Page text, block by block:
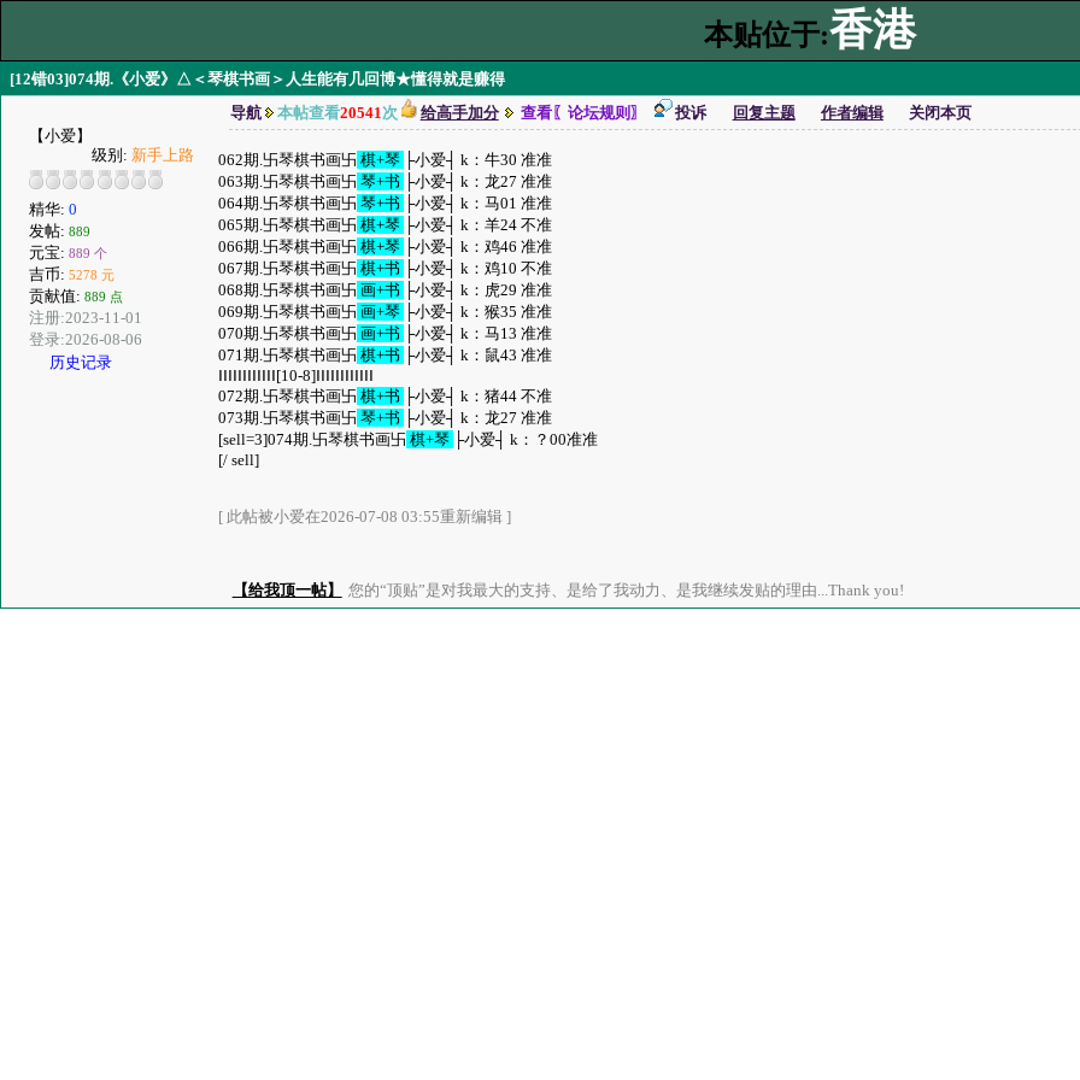
本贴位于:香港
[12错03]074期.《小爱》△＜琴棋书画＞人生能有几回博★懂得就是赚得
【小爱】
级别: 新手上路
精华: 0
发帖: 889
元宝: 889 个
吉币: 5278 元
贡献值: 889 点
注册:2023-11-01
登录:2026-08-06
历史记录
导航 本帖查看20541次 给高手加分 查看〖论坛规则〗 投诉 回复主题 作者编辑 关闭本页
062期.卐琴棋书画卐 棋+琴 ├小爱┤ k：牛30 准准
063期.卐琴棋书画卐 琴+书 ├小爱┤ k：龙27 准准
064期.卐琴棋书画卐 琴+书 ├小爱┤ k：马01 准准
065期.卐琴棋书画卐 棋+琴 ├小爱┤ k：羊24 不准
066期.卐琴棋书画卐 棋+琴 ├小爱┤ k：鸡46 准准
067期.卐琴棋书画卐 棋+书 ├小爱┤ k：鸡10 不准
068期.卐琴棋书画卐 画+书 ├小爱┤ k：虎29 准准
069期.卐琴棋书画卐 画+琴 ├小爱┤ k：猴35 准准
070期.卐琴棋书画卐 画+书 ├小爱┤ k：马13 准准
071期.卐琴棋书画卐 棋+书 ├小爱┤ k：鼠43 准准
ⅠⅠⅠⅠⅠⅠⅠⅠⅠⅠⅠⅠ[10-8]ⅠⅠⅠⅠⅠⅠⅠⅠⅠⅠⅠⅠ
072期.卐琴棋书画卐 棋+书 ├小爱┤ k：猪44 不准
073期.卐琴棋书画卐 琴+书 ├小爱┤ k：龙27 准准
[sell=3]074期.卐琴棋书画卐 棋+琴 ├小爱┤ k：？00准准
[/ sell]
[ 此帖被小爱在2026-07-08 03:55重新编辑 ]
【给我顶一帖】 您的“顶贴”是对我最大的支持、是给了我动力、是我继续发贴的理由...Thank you!